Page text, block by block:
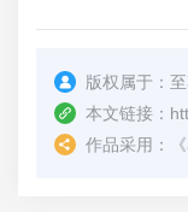
版权属于：
本文链接：
作品采用：
《